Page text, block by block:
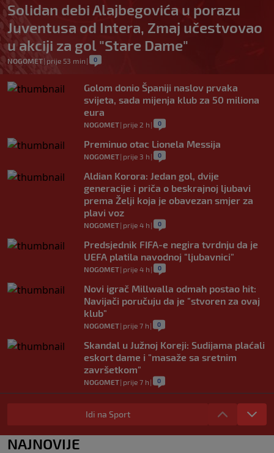
Solidan debi Alajbegovića u porazu
Juventusa od Intera, Zmaj učestvovao
u akciji za gol "Stare Dame"
NOGOMET| prije 53 min | 0
Golom donio Španiji naslov prvaka
svijeta, sada mijenja klub za 50 miliona
eura
NOGOMET| prije 2 h | 0
Preminuo otac Lionela Messija
NOGOMET| prije 3 h | 0
Aldian Korora: Jedan gol, dvije
generacije i priča o beskrajnoj ljubavi
prema Želji koja je obavezan smjer za
plavi voz
NOGOMET| prije 4 h | 0
Predsjednik FIFA-e negira tvrdnju da je
UEFA platila navodnoj "ljubavnici"
NOGOMET| prije 4 h | 0
Novi igrač Millwalla odmah postao hit:
Navijači poručuju da je "stvoren za ovaj
klub"
NOGOMET| prije 7 h | 0
Skandal u Južnoj Koreji: Sudijama plaćali
eskort dame i "masaže sa sretnim
završetkom"
NOGOMET| prije 7 h | 0
Barcelona poslala prvu ponudu za
Rodrija, Manchester City traži znatno
0
Idi na Sport
NAJNOVIJE